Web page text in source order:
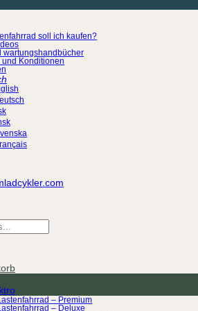
soll ich kaufen?
wartungshandbücher
und Konditionen
– Premium
– Deluxe